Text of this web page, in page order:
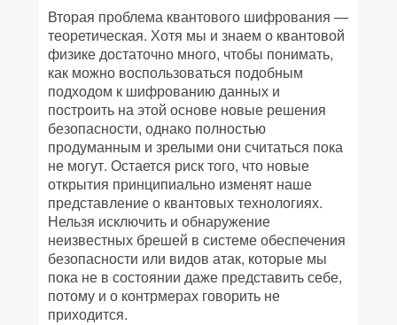
Вторая проблема квантового шифрования —
теоретическая. Хотя мы и знаем о квантовой
физике достаточно много, чтобы понимать,
как можно воспользоваться подобным
подходом к шифрованию данных и
построить на этой основе новые решения
безопасности, однако полностью
продуманным и зрелыми они считаться пока
не могут. Остается риск того, что новые
открытия принципиально изменят наше
представление о квантовых технологиях.
Нельзя исключить и обнаружение
неизвестных брешей в системе обеспечения
безопасности или видов атак, которые мы
пока не в состоянии даже представить себе,
потому и о контрмерах говорить не
приходится.